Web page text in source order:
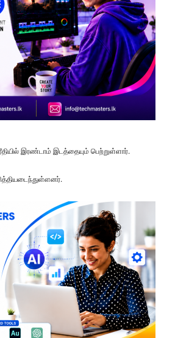
இரண்டாம் இடத்தையும் பெற்றுள்ளார்.